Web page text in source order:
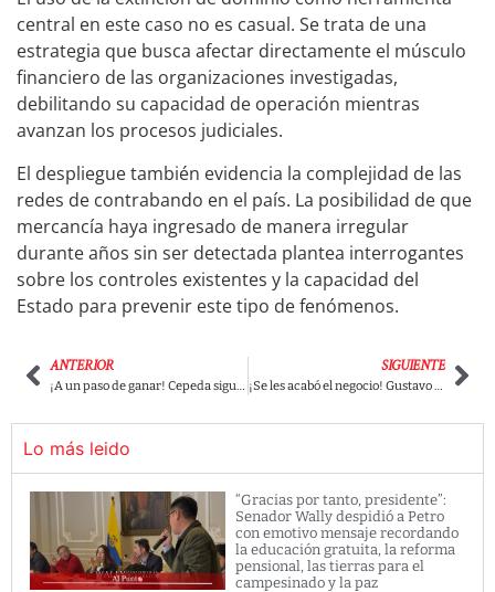
central en este caso no es casual. Se trata de una
estrategia que busca afectar directamente el músculo
financiero de las organizaciones investigadas,
debilitando su capacidad de operación mientras
avanzan los procesos judiciales.
El despliegue también evidencia la complejidad de las
redes de contrabando en el país. La posibilidad de que
mercancía haya ingresado de manera irregular
durante años sin ser detectada plantea interrogantes
sobre los controles existentes y la capacidad del
Estado para prevenir este tipo de fenómenos.
ANTERIOR
¡A un paso de ganar! Cepeda sigue creciendo según encuesta en Invamer y está a poco de la victoria en primera vuelta
SIGUIENTE
¡Se les acabó el negocio! Gustavo Petro rompe récord con 39.000 hectáreas sustituidas y golpea directo el corazón del narcotráfico
Lo más leido
“Gracias por tanto, presidente”:
Senador Wally despidió a Petro
con emotivo mensaje recordando
la educación gratuita, la reforma
pensional, las tierras para el
campesinado y la paz